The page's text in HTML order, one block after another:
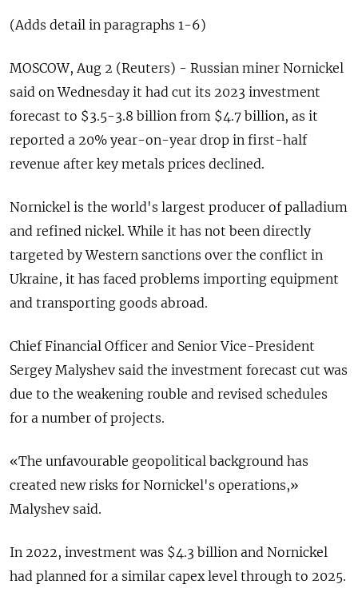
(Adds detail in paragraphs 1-6)
MOSCOW, Aug 2 (Reuters) - Russian miner Nornickel
said on Wednesday it had cut its 2023 investment
forecast to $3.5-3.8 billion from $4.7 billion, as it
reported a 20% year-on-year drop in first-half
revenue after key metals prices declined.
Nornickel is the world's largest producer of palladium
and refined nickel. While it has not been directly
targeted by Western sanctions over the conflict in
Ukraine, it has faced problems importing equipment
and transporting goods abroad.
Chief Financial Officer and Senior Vice-President
Sergey Malyshev said the investment forecast cut was
due to the weakening rouble and revised schedules
for a number of projects.
«The unfavourable geopolitical background has
created new risks for Nornickel's operations,»
Malyshev said.
In 2022, investment was $4.3 billion and Nornickel
had planned for a similar capex level through to 2025.